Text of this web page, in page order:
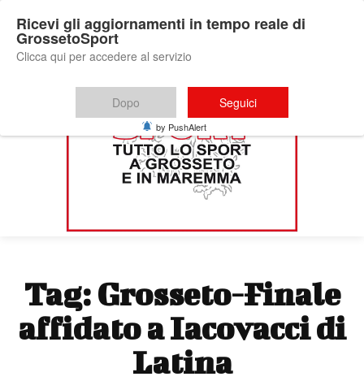
Tag: Grosseto-Finale
affidato a Iacovacci di
Latina
Ricevi gli aggiornamenti in tempo reale di
GrossetoSport
Clicca qui per accedere al servizio
Dopo Seguici
by PushAlert